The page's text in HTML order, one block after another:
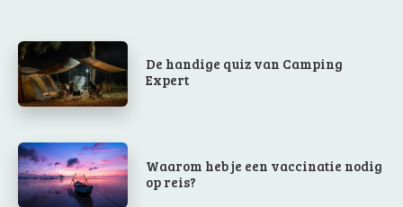
De handige quiz van Camping
Expert
Waarom heb je een vaccinatie nodig
op reis?